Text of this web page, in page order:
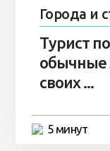
Города и
Турист
обычные
своих ...
5 минут